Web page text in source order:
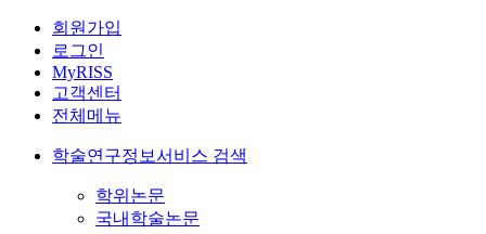
회원가입
로그인
MyRISS
고객센터
전체메뉴
학술연구정보서비스 검색
학위논문
국내학술논문